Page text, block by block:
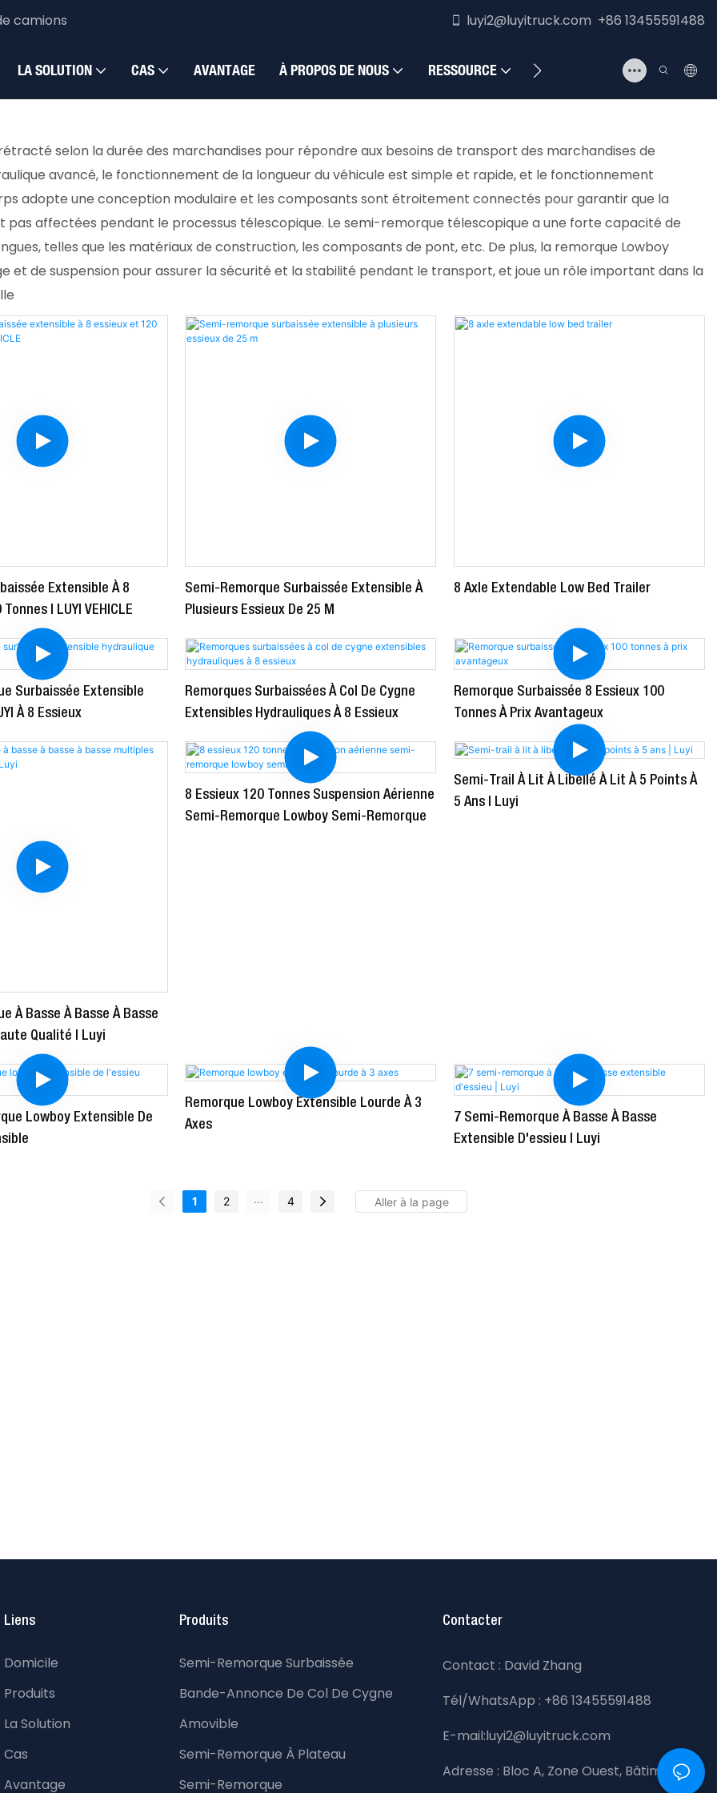
camions luyi2@luyitruck.com +86 13455591488
LA SOLUTION CAS AVANTAGE À PROPOS DE NOUS RESSOURCE NOUS CONTACTER
selon la durée des marchandises pour répondre aux besoins de transport des marchandises de
avancé, le fonctionnement de la longueur du véhicule est simple et rapide, et le fonctionnement
adopte une conception modulaire et les composants sont étroitement connectés pour garantir que la
affectées pendant le processus télescopique. Le semi-remorque télescopique a une forte capacité de
telles que les matériaux de construction, les composants de pont, etc. De plus, la remorque Lowboy
et de suspension pour assurer la sécurité et la stabilité pendant le transport, et joue un rôle important dans la
Extensible À 8
| LUYI VEHICLE
Semi-Remorque Surbaissée Extensible À
Plusieurs Essieux De 25 M
8 Axle Extendable Low Bed Trailer
Surbaissée Extensible
À 8 Essieux
Remorques Surbaissées À Col De Cygne
Extensibles Hydrauliques À 8 Essieux
Remorque Surbaissée 8 Essieux 100
Tonnes À Prix Avantageux
À Basse À Basse À Basse
Qualité | Luyi
8 Essieux 120 Tonnes Suspension Aérienne
Semi-Remorque Lowboy Semi-Remorque
Semi-Trail À Lit À Libellé À Lit À 5 Points À
5 Ans | Luyi
Lowboy Extensible De
Remorque Lowboy Extensible Lourde À 3
Axes
7 Semi-Remorque À Basse À Basse
Extensible D'essieu | Luyi
1 2 ... 4
Liens
Domicile
Produits
La Solution
Cas
Avantage
Produits
Semi-Remorque Surbaissée
Bande-Annonce De Col De Cygne
Amovible
Semi-Remorque À Plateau
Semi-Remorque
Contacter
Contact : David Zhang
Tél/WhatsApp : +86 13455591488
E-mail:luyi2@luyitruck.com
Adresse : Bloc A, Zone Ouest, Bâtiment de